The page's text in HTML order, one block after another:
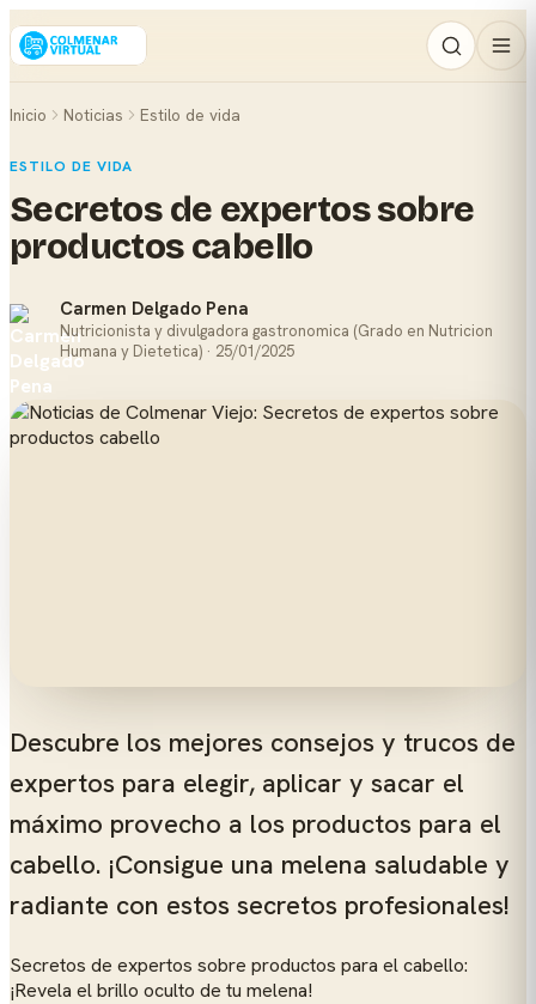
Inicio Noticias Estilo de vida
ESTILO DE VIDA
Secretos de expertos sobre
productos cabello
Carmen Delgado Pena
Nutricionista y divulgadora gastronomica (Grado en Nutricion
Humana y Dietetica) · 25/01/2025
Descubre los mejores consejos y trucos de
expertos para elegir, aplicar y sacar el
máximo provecho a los productos para el
cabello. ¡Consigue una melena saludable y
radiante con estos secretos profesionales!
Secretos de expertos sobre productos para el cabello:
¡Revela el brillo oculto de tu melena!